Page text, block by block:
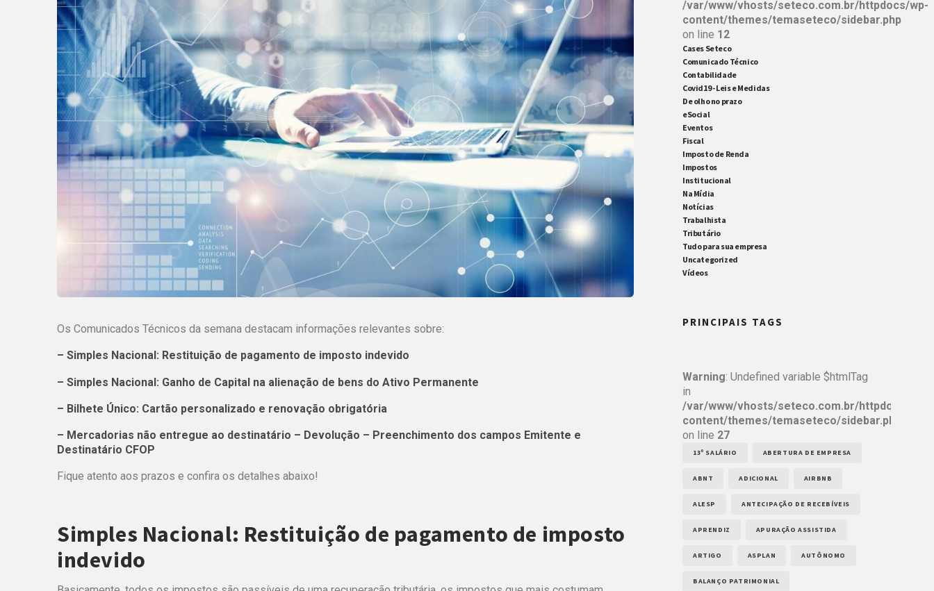
Os Comunicados Técnicos da semana destacam informações relevantes sobre:
– Simples Nacional: Restituição de pagamento de imposto indevido
– Simples Nacional: Ganho de Capital na alienação de bens do Ativo Permanente
– Bilhete Único: Cartão personalizado e renovação obrigatória
– Mercadorias não entregue ao destinatário – Devolução – Preenchimento dos campos Emitente e
Destinatário CFOP
Fique atento aos prazos e confira os detalhes abaixo!
Simples Nacional: Restituição de pagamento de imposto
indevido
/var/www/vhosts/seteco.com.br/httpdocs/wp-
content/themes/temaseteco/sidebar.php
on line 12
Cases Seteco
Comunicado Técnico
Contabilidade
Covid19 - Leis e Medidas
De olho no prazo
eSocial
Eventos
Fiscal
Imposto de Renda
Impostos
Institucional
Na Mídia
Notícias
Trabalhista
Tributário
Tudo para sua empresa
Uncategorized
Vídeos
PRINCIPAIS TAGS
Warning: Undefined variable $htmlTag
in
/var/www/vhosts/seteco.com.br/httpdocs/wp-
content/themes/temaseteco/sidebar.php
on line 27
13º SALÁRIO ABERTURA DE EMPRESA
ABNT ADICIONAL AIRBNB
ALESP ANTECIPAÇÃO DE RECEBÍVEIS
APRENDIZ APURAÇÃO ASSISTIDA
ARTIGO ASPLAN AUTÔNOMO
BALANÇO PATRIMONIAL